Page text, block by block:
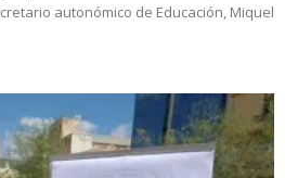
autonómico de Educación, Miquel